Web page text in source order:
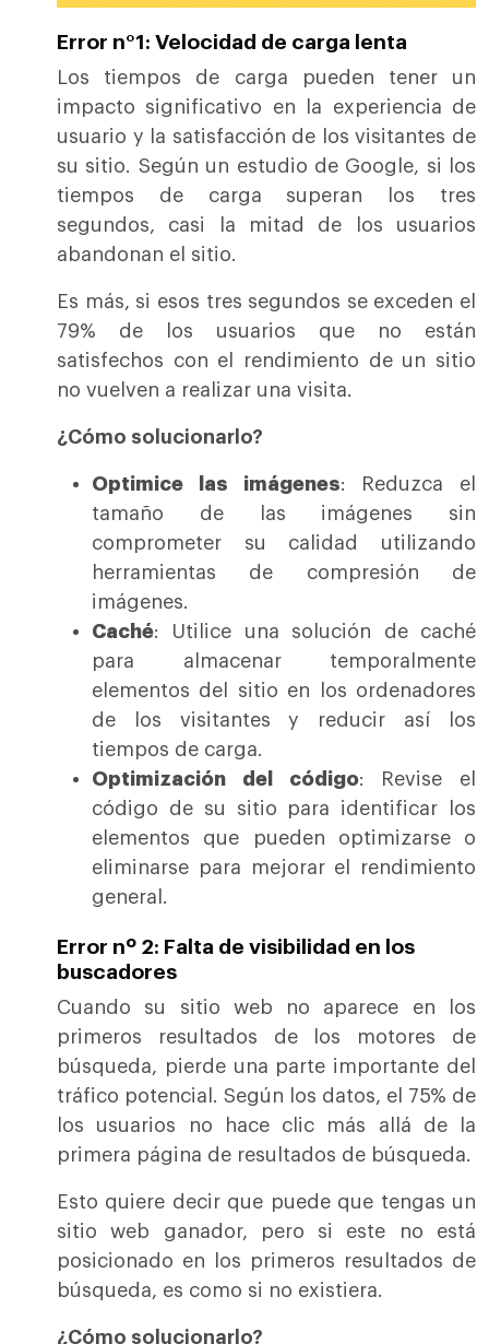
Error n°1: Velocidad de carga lenta
Los tiempos de carga pueden tener un
impacto significativo en la experiencia de
usuario y la satisfacción de los visitantes de
su sitio. Según un estudio de Google, si los
tiempos de carga superan los tres
segundos, casi la mitad de los usuarios
abandonan el sitio.
Es más, si esos tres segundos se exceden el
79% de los usuarios que no están
satisfechos con el rendimiento de un sitio
no vuelven a realizar una visita.
¿Cómo solucionarlo?
Optimice las imágenes: Reduzca el
tamaño de las imágenes sin
comprometer su calidad utilizando
herramientas de compresión de
imágenes.
Caché: Utilice una solución de caché
para almacenar temporalmente
elementos del sitio en los ordenadores
de los visitantes y reducir así los
tiempos de carga.
Optimización del código: Revise el
código de su sitio para identificar los
elementos que pueden optimizarse o
eliminarse para mejorar el rendimiento
general.
Error nº 2: Falta de visibilidad en los
buscadores
Cuando su sitio web no aparece en los
primeros resultados de los motores de
búsqueda, pierde una parte importante del
tráfico potencial. Según los datos, el 75% de
los usuarios no hace clic más allá de la
primera página de resultados de búsqueda.
Esto quiere decir que puede que tengas un
sitio web ganador, pero si este no está
posicionado en los primeros resultados de
búsqueda, es como si no existiera.
¿Cómo solucionarlo?